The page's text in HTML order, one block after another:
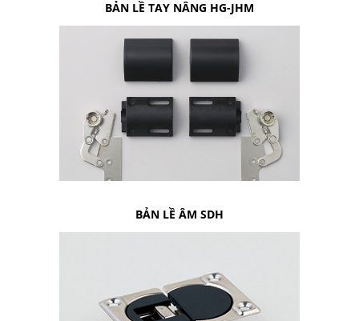
BẢN LỀ TAY NÂNG HG-JHM
BẢN LỀ ÂM SDH